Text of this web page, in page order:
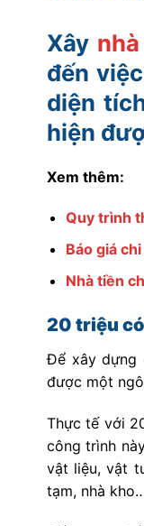
Xây
đến
diện
hiện
Xem thêm:
Quy trình
Báo giá
Nhà tiền
20 triệu
Để xây dựng
được một
Thực tế với
công trình
vật liệu, vật
tạm, nhà